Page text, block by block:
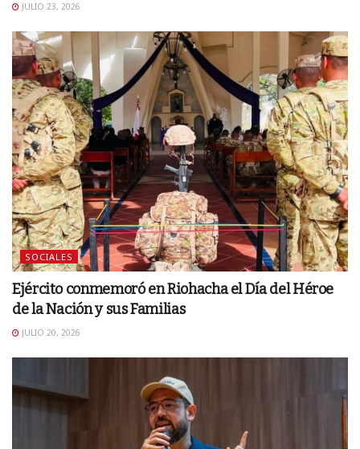
JULIO 23, 2026
SOCIALES
Ejército conmemoró en Riohacha el Día del Héroe
de la Nación y sus Familias
JULIO 20, 2026